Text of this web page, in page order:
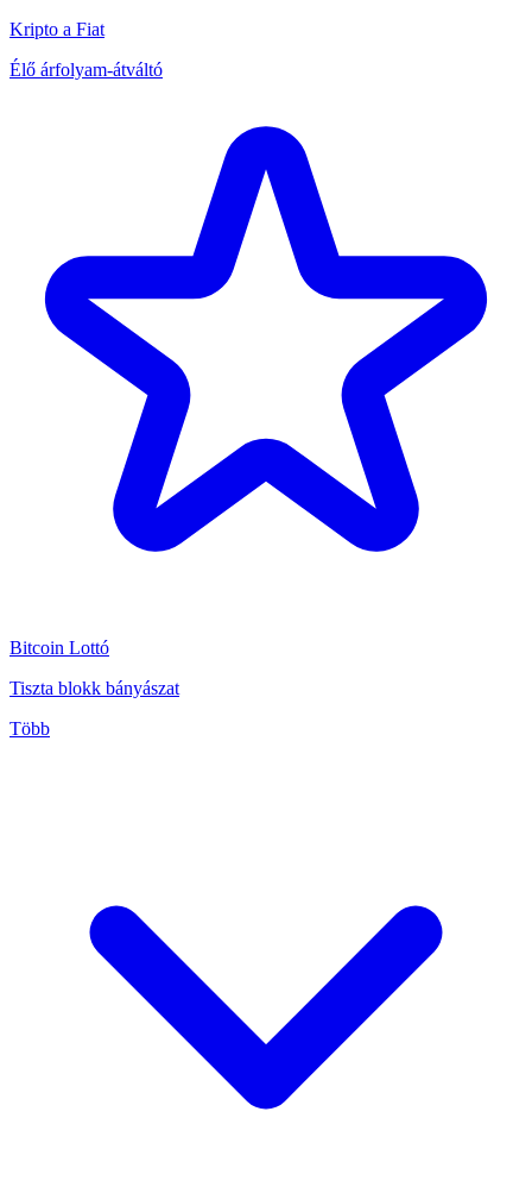
Kripto a Fiat
Élő árfolyam-átváltó
Bitcoin Lottó
Tiszta blokk bányászat
Több